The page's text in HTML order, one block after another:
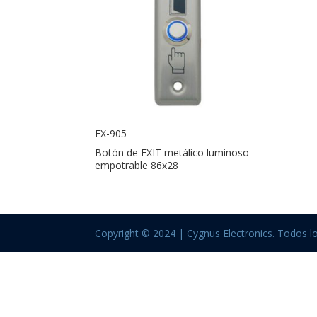
EX-905
Botón de EXIT metálico luminoso
empotrable 86x28
Copyright © 2024 | Cygnus Electronics. Todos